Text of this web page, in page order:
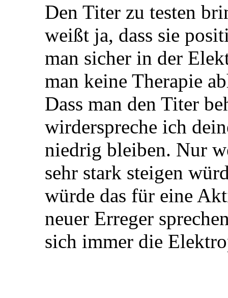
Den Titer zu testen
weißt ja, dass sie
man sicher in der
man keine Therapie
Dass man den Titer
wirderspreche ich
niedrig bleiben. Nur
sehr stark steigen
würde das für eine
neuer Erreger
sich immer die